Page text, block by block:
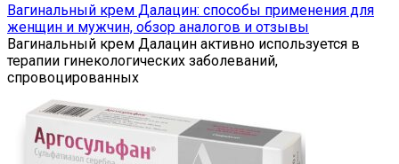
Вагинальный крем Далацин: способы применения для
женщин и мужчин, обзор аналогов и отзывы
Вагинальный крем Далацин активно используется в
терапии гинекологических заболеваний,
спровоцированных